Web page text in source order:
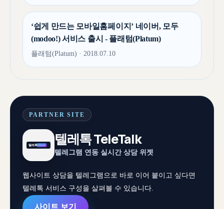
‘쉽게 만드는 모바일홈페이지’ 네이버, 모두
(modoo!) 서비스 출시 - 플래텀(Platum)
플래텀(Platum) · 2018.07.10
PARTNER SITE
텔레톡 TeleTalk
텔레그램 연동 실시간 상담 위젯
웹사이트 상담을 텔레그램으로 바로 이어 붙이고 싶다면
텔레톡 서비스 구성을 살펴볼 수 있습니다.
사이트 보기